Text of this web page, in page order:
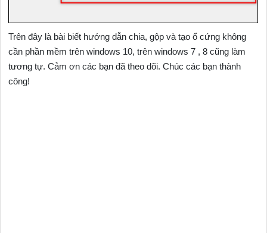
Trên đây là bài biết hướng dẫn chia, gộp và tạo ổ cứng không
cần phần mềm trên windows 10, trên windows 7 , 8 cũng làm
tương tự. Cảm ơn các bạn đã theo dõi. Chúc các bạn thành
công!